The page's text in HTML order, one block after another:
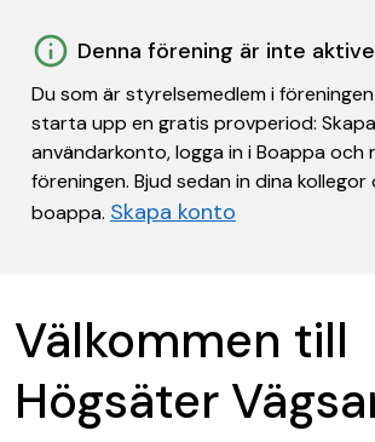
Denna förening är inte
Du som är styrelsemedlem i
starta upp en gratis provperiod:
användarkonto, logga in i Boappa och
föreningen. Bjud sedan in dina
boappa. Skapa konto
Välkommen till
Högsäter